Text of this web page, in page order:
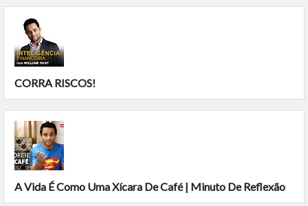
CORRA RISCOS!
A Vida É Como Uma Xícara De Café | Minuto De Reflexão